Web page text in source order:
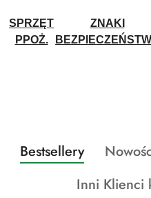
SPRZĘT
PPOŻ.
ZNAKI
Pomiń karuzelę
Produkty
o
Bestsellery
statusie:
Produkty
Inni Klienci